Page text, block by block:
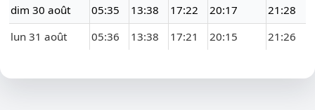
dim 30 août
05:35 13:38 17:22 20:17
21:28
lun 31 août
05:36 13:38 17:21 20:15 21:26